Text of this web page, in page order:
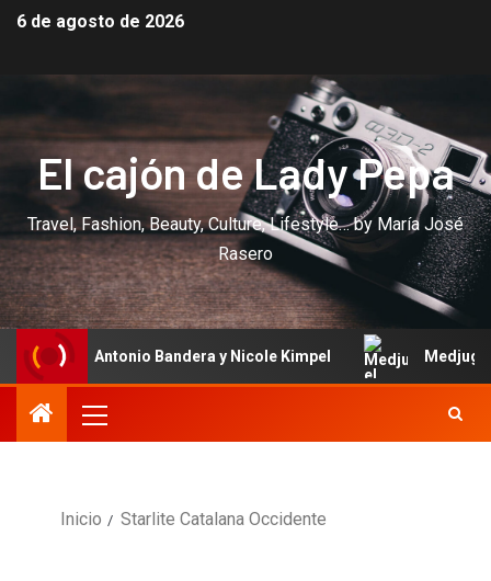
6 de agosto de 2026
El cajón de Lady Pepa
Travel, Fashion, Beauty, Culture, Lifestyle… by María José
Rasero
Bandera y Nicole Kimpel Medjugorje: el lugar
Inicio Starlite Catalana Occidente